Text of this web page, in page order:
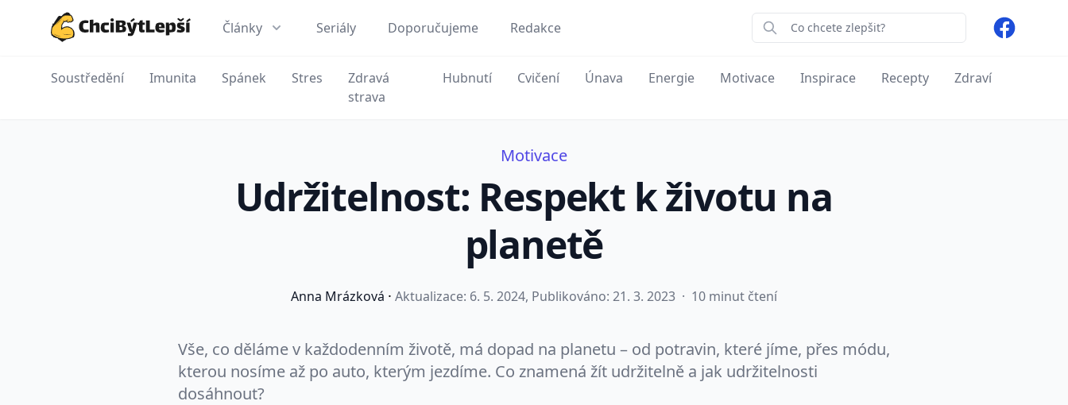
Články Seriály Doporučujeme Redakce Facebook
Soustředění Imunita Spánek Stres
Zdravá
strava
Hubnutí Cvičení Únava Energie Motivace Inspirace Recepty Zdraví
Motivace
Udržitelnost: Respekt k životu na
planetě
Anna Mrázková · Aktualizace: 6. 5. 2024, Publikováno: 21. 3. 2023 · 10 minut čtení
Vše, co děláme v každodenním životě, má dopad na planetu – od potravin, které jíme, přes módu,
kterou nosíme až po auto, kterým jezdíme. Co znamená žít udržitelně a jak udržitelnosti
dosáhnout?